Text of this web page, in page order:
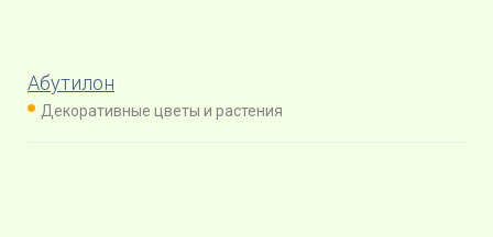
Абутилон
Декоративные цветы и растения